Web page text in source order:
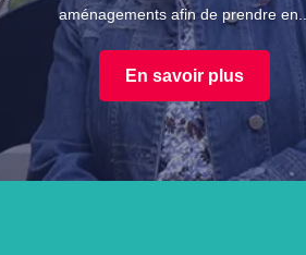
aménagements afin de prendre en...
En savoir plus